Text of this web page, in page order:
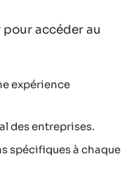
accéder au
expérience
des entreprises.
spécifiques à chaque